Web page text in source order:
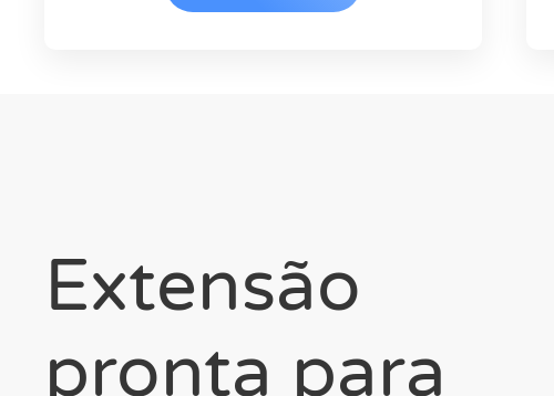
Extensão
pronta para